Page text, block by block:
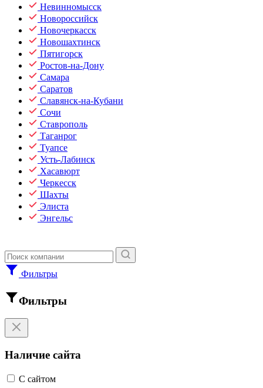
Невинномысск
Новороссийск
Новочеркасск
Новошахтинск
Пятигорск
Ростов-на-Дону
Самара
Саратов
Славянск-на-Кубани
Сочи
Ставрополь
Таганрог
Туапсе
Усть-Лабинск
Хасавюрт
Черкесск
Шахты
Элиста
Энгельс
Фильтры
Фильтры
Наличие сайта
С сайтом